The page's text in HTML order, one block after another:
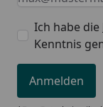
Ich habe die
Kenntnis
Anmelden